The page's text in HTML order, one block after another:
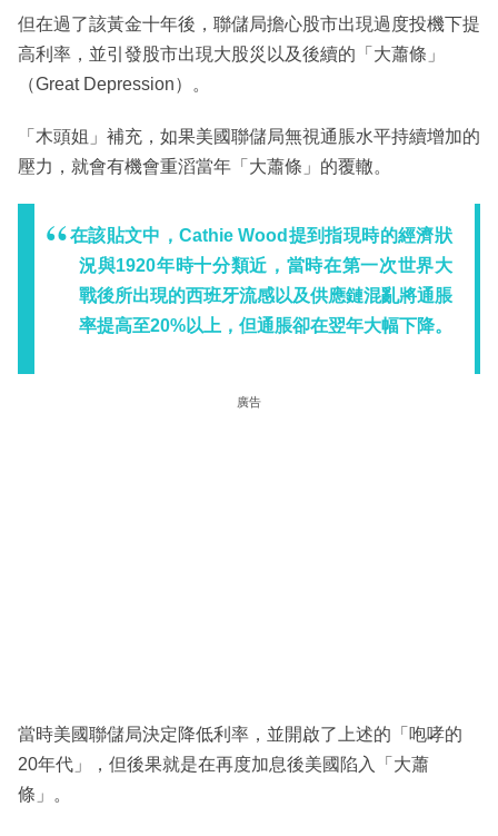
但在過了該黃金十年後，聯儲局擔心股市出現過度投機下提
高利率，並引發股市出現大股災以及後續的「大蕭條」
（Great Depression）。
「木頭姐」補充，如果美國聯儲局無視通脹水平持續增加的
壓力，就會有機會重滔當年「大蕭條」的覆轍。
在該貼文中，Cathie Wood提到指現時的經濟狀
況與1920年時十分類近，當時在第一次世界大
戰後所出現的西班牙流感以及供應鏈混亂將通脹
率提高至20%以上，但通脹卻在翌年大幅下降。
廣告
當時美國聯儲局決定降低利率，並開啟了上述的「咆哮的
20年代」，但後果就是在再度加息後美國陷入「大蕭
條」。